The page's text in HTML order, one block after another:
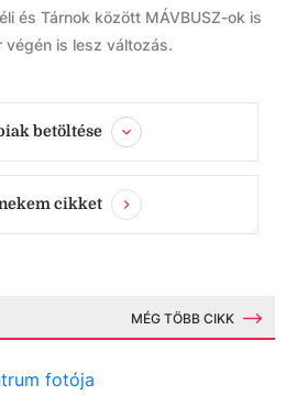
és Tárnok között MÁVBUSZ-ok is
végén is lesz változás.
betöltése
cikket
MÉG TÖBB CIKK